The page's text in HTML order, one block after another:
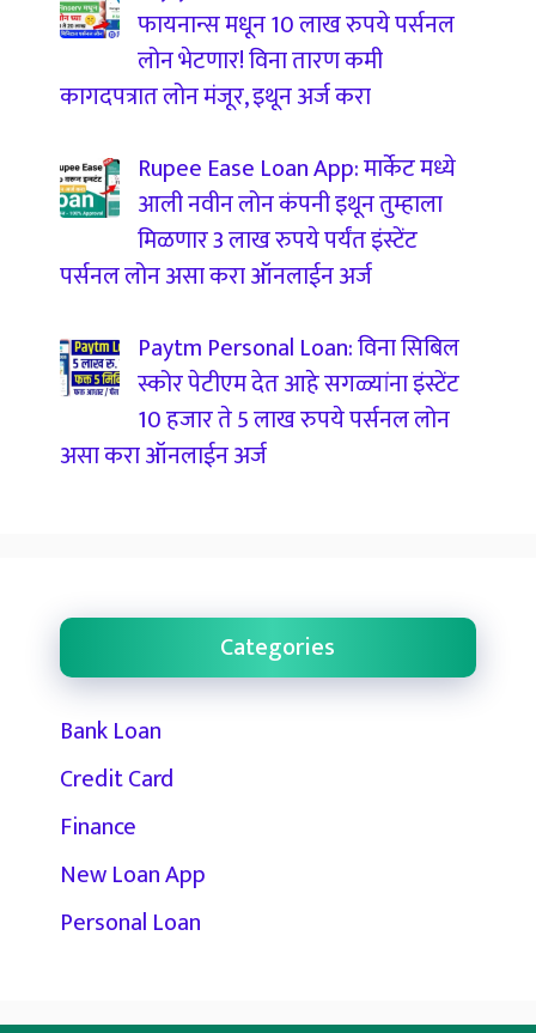
फायनान्स मधून 10 लाख रुपये पर्सनल
लोन भेटणार! विना तारण कमी
कागदपत्रात लोन मंजूर, इथून अर्ज करा
Rupee Ease Loan App: मार्केट मध्ये
आली नवीन लोन कंपनी इथून तुम्हाला
मिळणार 3 लाख रुपये पर्यंत इंस्टेंट
पर्सनल लोन असा करा ऑनलाईन अर्ज
Paytm Personal Loan: विना सिबिल
स्कोर पेटीएम देत आहे सगळ्यांना इंस्टेंट
10 हजार ते 5 लाख रुपये पर्सनल लोन
असा करा ऑनलाईन अर्ज
Categories
Bank Loan
Credit Card
Finance
New Loan App
Personal Loan